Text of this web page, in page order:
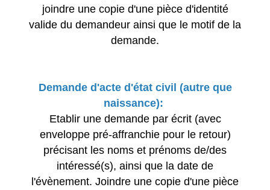
joindre une copie d'une pièce d'identité
valide du demandeur ainsi que le motif de la
demande.
Demande d'acte d'état civil (autre que
naissance):
Etablir une demande par écrit (avec
enveloppe pré-affranchie pour le retour)
précisant les noms et prénoms de/des
intéressé(s), ainsi que la date de
l'évènement. Joindre une copie d'une pièce